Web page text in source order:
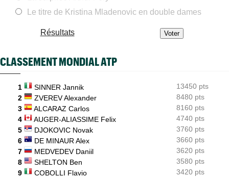
WTA - Toronto
Rybakina, Andreeva, Osaka, Gauff... horaires et diffusion TV
WTA - Toronto
Jelena Ostapenko dénonce les messages d'insultes et de
ATP - Montréal
16:22
ATP - Montréal
Daniil Medvedev après son échec : "Un véritable désastre"
Le titre de Kristina Mladenovic en double dames
Résultats
CLASSEMENT MONDIAL ATP
1 SINNER Jannik
13450 pts
2
ZVEREV Alexander
8480 pts
3
ALCARAZ Carlos
8160 pts
4
AUGER-ALIASSIME Felix
4740 pts
5
DJOKOVIC Novak
3760 pts
6
DE MINAUR Alex
3660 pts
7
MEDVEDEV Daniil
3620 pts
8
SHELTON Ben
3580 pts
9
COBOLLI Flavio
3420 pts